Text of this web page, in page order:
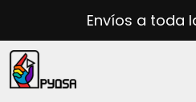
Envíos a toda